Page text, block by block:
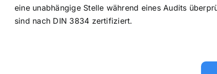
eine unabhängige Stelle während eines Audits
sind nach DIN 3834 zertifiziert.